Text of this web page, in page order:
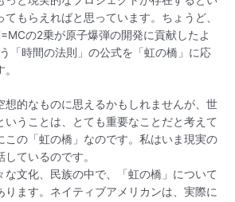
もらえればと思っています。ちょうど、
の2乗が原子爆弾の開発に貢献したよ
「時間の法則」の公式を「虹の橋」に応
想的なものに思えるかもしれませんが、世
いうことは、とても重要なことだと考えて
この「虹の橋」なのです。私はいま現実の
しているのです。
な文化、民族の中で、「虹の橋」について
ります。ネイティブアメリカンは、実際に